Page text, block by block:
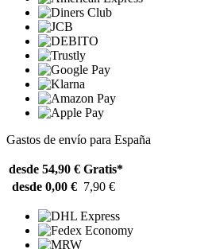
Gastos de envío para España
desde 54,90 € Gratis*
desde 0,00 € 7,90 €